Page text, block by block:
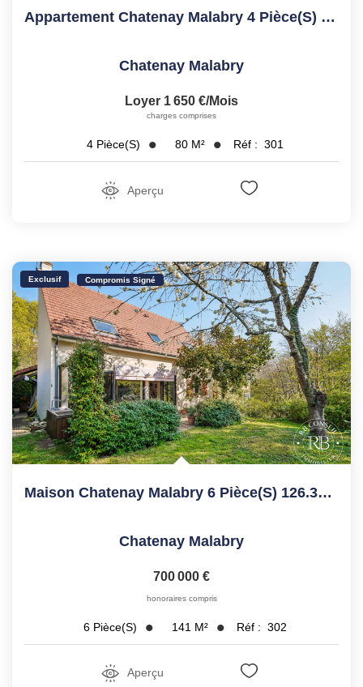
Appartement Chatenay Malabry 4 Pièce(s) 79.69 M2 Dernier...
Chatenay Malabry
Loyer 1 650 €/mois
charges comprises
4 Pièce(s) 80 M² Réf : 301
Aperçu
Exclusif Compromis Signé
Maison Chatenay Malabry 6 Pièce(s) 126.32 M2
Chatenay Malabry
700 000 €
honoraires compris
6 Pièce(s) 141 M² Réf : 302
Aperçu